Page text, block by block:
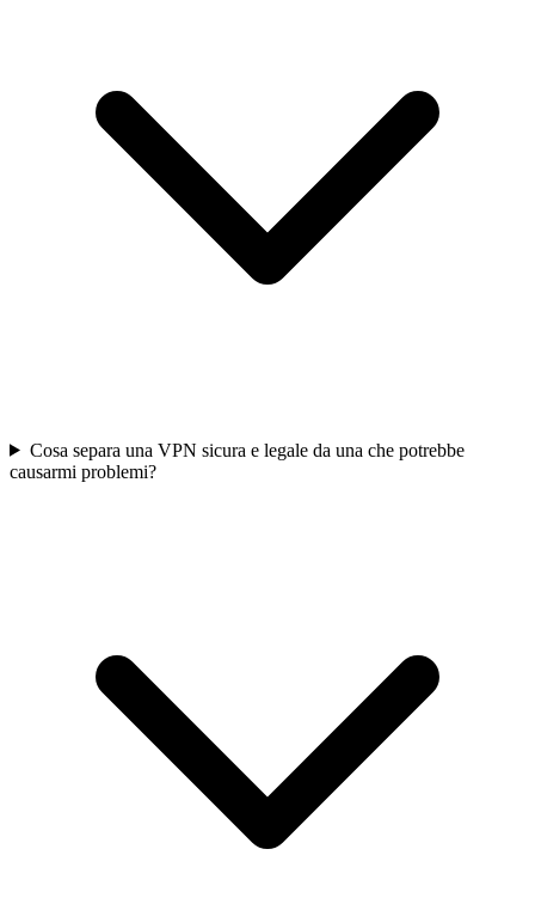
Cosa separa una VPN sicura e legale da una che potrebbe
causarmi problemi?